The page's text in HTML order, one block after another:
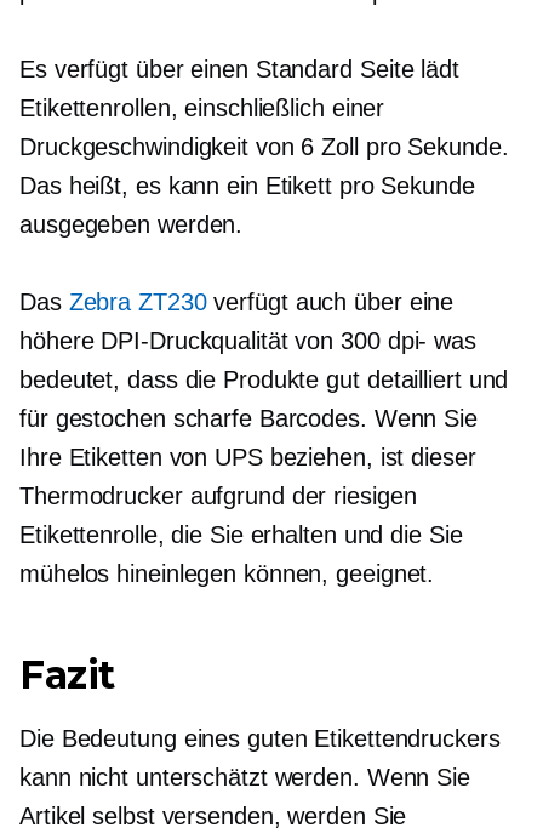
Es verfügt über einen Standard Seite lädt
Etikettenrollen, einschließlich einer
Druckgeschwindigkeit von 6 Zoll pro Sekunde.
Das heißt, es kann ein Etikett pro Sekunde
ausgegeben werden.
Das Zebra ZT230verfügt auch über eine
höhere DPI-Druckqualität von300 dpi- was
bedeutet, dass die Produktegut detailliertund
für gestochen scharfe Barcodes. Wenn Sie
Ihre Etiketten von UPS beziehen, ist dieser
Thermodrucker aufgrund der riesigen
Etikettenrolle, die Sie erhalten und die Sie
mühelos hineinlegen können, geeignet.
Fazit
Die Bedeutung eines guten Etikettendruckers
kann nicht unterschätzt werden. Wenn Sie
Artikel selbst versenden, werden Sie